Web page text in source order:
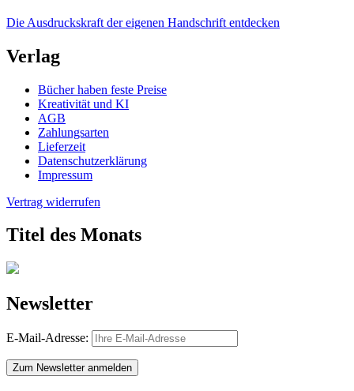
Die Ausdruckskraft der eigenen Handschrift entdecken
Verlag
Bücher haben feste Preise
Kreativität und KI
AGB
Zahlungsarten
Lieferzeit
Datenschutzerklärung
Impressum
Vertrag widerrufen
Titel des Monats
Newsletter
E-Mail-Adresse:
Zum Newsletter anmelden